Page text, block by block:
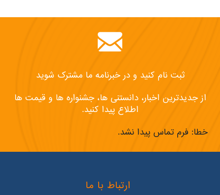
ثبت نام کنید و در خبرنامه ما مشترک شوید
از جدیدترین اخبار، دانستنی ها، جشنواره ها و قیمت ها
اطلاع پیدا کنید.
خطا: فرم تماس پیدا نشد.
ارتباط با ما